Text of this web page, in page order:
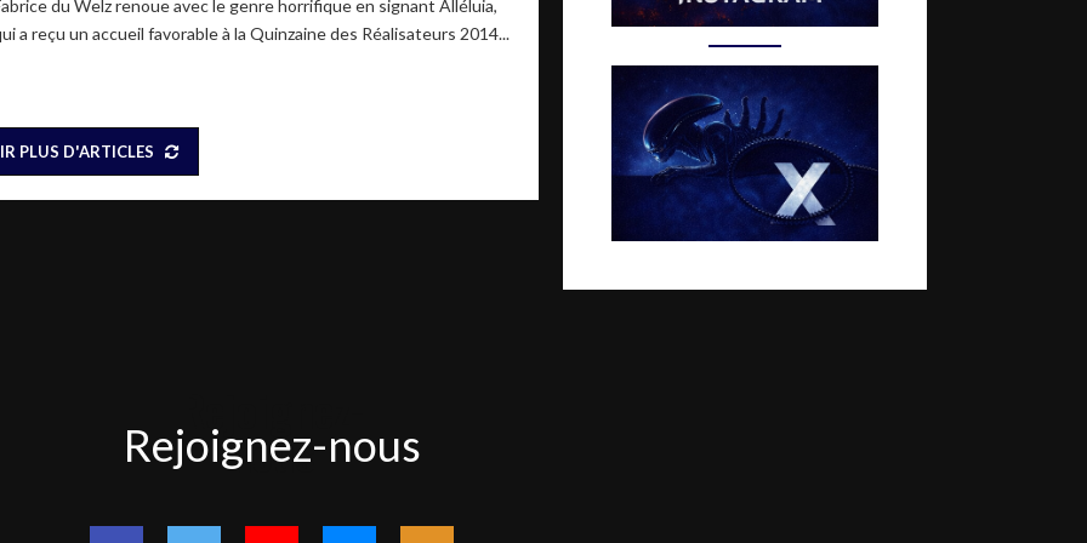
du Welz renoue avec le genre horrifique en signant Alléluia,
a reçu un accueil favorable à la Quinzaine des Réalisateurs 2014...
PLUS D'ARTICLES
nous
Rejoignez-nous